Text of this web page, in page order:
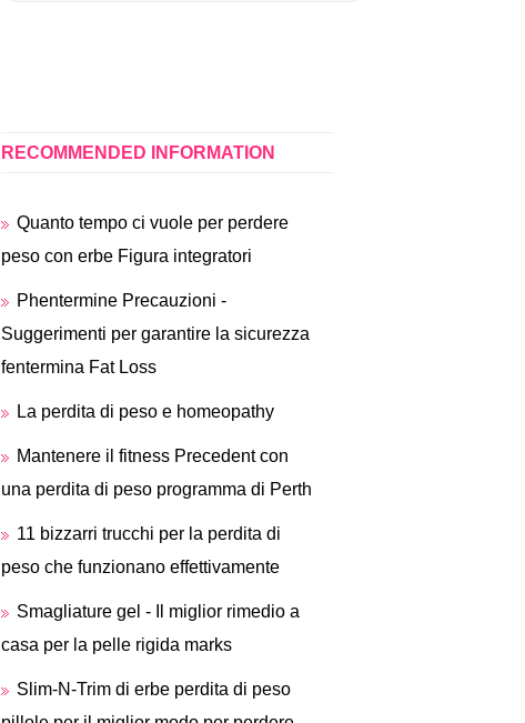
RECOMMENDED INFORMATION
Quanto tempo ci vuole per perdere
peso con erbe Figura integratori
Phentermine Precauzioni -
Suggerimenti per garantire la sicurezza
fentermina Fat Loss
La perdita di peso e homeopathy
Mantenere il fitness Precedent con
una perdita di peso programma di Perth
11 bizzarri trucchi per la perdita di
peso che funzionano effettivamente
Smagliature gel - Il miglior rimedio a
casa per la pelle rigida marks
Slim-N-Trim di erbe perdita di peso